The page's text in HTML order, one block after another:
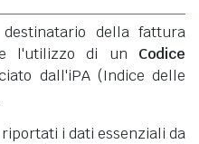
destinatario della fattura
l'utilizzo di un Codice
dall'iPA (Indice delle
i dati essenziali da